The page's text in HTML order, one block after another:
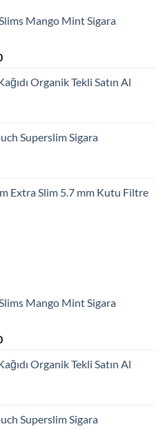
Mango Mint Sigara
Şu
fiyat:
Organik Tekli Satın Al
Superslim Sigara
Extra Slim 5.7 mm Kutu Filtre
Mango Mint Sigara
Şu
fiyat:
Organik Tekli Satın Al
Superslim Sigara